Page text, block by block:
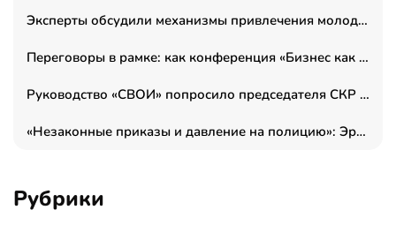
Эксперты обсудили механизмы привлечения молодых специалистов в промышленные города
Переговоры в рамке: как конференция «Бизнес как искусство» переформатирует деловой этикет в стенах ТПП РФ
Руководство «СВОИ» попросило председателя СКР дать правовую оценку обысков в тыловом штабе
«Незаконные приказы и давление на полицию»: Эрнеста Султанова задержали у посольства Израиля во время одиночного пикета
Рубрики